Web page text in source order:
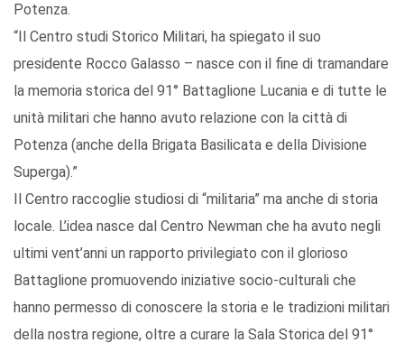
Potenza.
“Il Centro studi Storico Militari, ha spiegato il suo
presidente Rocco Galasso – nasce con il fine di tramandare
la memoria storica del 91° Battaglione Lucania e di tutte le
unità militari che hanno avuto relazione con la città di
Potenza (anche della Brigata Basilicata e della Divisione
Superga).”
Il Centro raccoglie studiosi di “militaria” ma anche di storia
locale. L’idea nasce dal Centro Newman che ha avuto negli
ultimi vent’anni un rapporto privilegiato con il glorioso
Battaglione promuovendo iniziative socio-culturali che
hanno permesso di conoscere la storia e le tradizioni militari
della nostra regione, oltre a curare la Sala Storica del 91°